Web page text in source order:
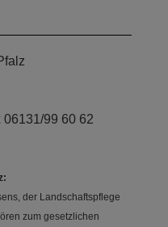
06131/99 60 62
der Landschaftspflege
zum gesetzlichen